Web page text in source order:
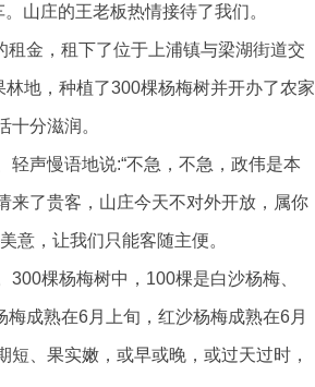
山庄的王老板热情接待了我们。
金，租下了位于上浦镇与梁湖街道交
地，种植了300棵杨梅树并开办了农家
分滋润。
声慢语地说:“不急，不急，政伟是本
来了贵客，山庄今天不对外开放，属你
意，让我们只能客随主便。
棵杨梅树中，100棵是白沙杨梅、
成熟在6月上旬，红沙杨梅成熟在6月
、果实嫩，或早或晚，或过天过时，